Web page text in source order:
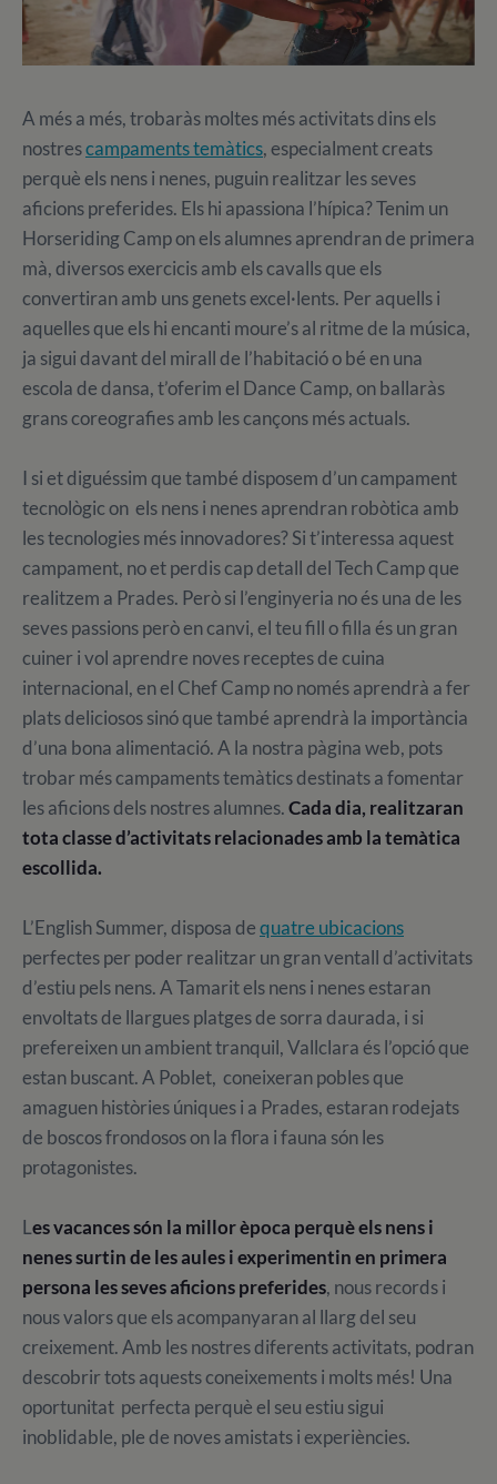
A més a més, trobaràs moltes més activitats dins els
nostrescampaments temàtics, especialment creats
perquè els nens i nenes, puguin realitzar les seves
aficions preferides. Els hi apassiona l’hípica? Tenim un
Horseriding Camp on els alumnes aprendran de primera
mà, diversos exercicis amb els cavalls que els
convertiran amb uns genets excel·lents. Per aquells i
aquelles que els hi encanti moure’s al ritme de la música,
ja sigui davant del mirall de l’habitació o bé en una
escola de dansa, t’oferim el Dance Camp, on ballaràs
grans coreografies amb les cançons més actuals.
I si et diguéssim que també disposem d’un campament
tecnològic on els nens i nenes aprendran robòtica amb
les tecnologies més innovadores? Si t’interessa aquest
campament, no et perdis cap detall del Tech Camp que
realitzem a Prades. Però si l’enginyeria no és una de les
seves passions però en canvi, el teu fill o filla és un gran
cuiner i vol aprendre noves receptes de cuina
internacional, en el Chef Camp no només aprendrà a fer
plats deliciosos sinó que també aprendrà la importància
d’una bona alimentació. A la nostra pàgina web, pots
trobar més campaments temàtics destinats a fomentar
les aficions dels nostres alumnes.Cada dia, realitzaran
tota classe d’activitats relacionades amb la temàtica
escollida.
L’English Summer, disposa dequatre ubicacions
perfectes per poder realitzar un gran ventall d’activitats
d’estiu pels nens. A Tamarit els nens i nenes estaran
envoltats de llargues platges de sorra daurada, i si
prefereixen un ambient tranquil, Vallclara és l’opció que
estan buscant. A Poblet, coneixeran pobles que
amaguen històries úniques i a Prades, estaran rodejats
de boscos frondosos on la flora i fauna són les
protagonistes.
Les vacances són la millor època perquè els nens i
nenes surtin de les aules i experimentin en primera
persona les seves aficions preferides, nous records i
nous valors que els acompanyaran al llarg del seu
creixement. Amb les nostres diferents activitats, podran
descobrir tots aquests coneixements i molts més! Una
oportunitat perfecta perquè el seu estiu sigui
inoblidable, ple de noves amistats i experiències.